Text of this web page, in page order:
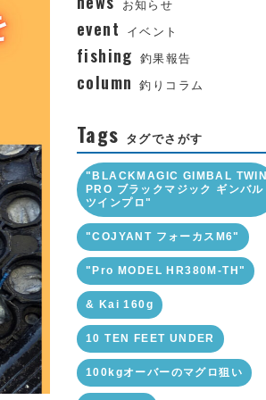
お知らせ
event イベント
fishing 釣果報告
column 釣りコラム
Tags タグでさがす
"BLACKMAGIC GIMBAL TWIN
PRO ブラックマジック ギンバル
ツインプロ"
"COJYANT フォーカスM6"
"Pro MODEL HR380M-TH"
& Kai 160g
10 TEN FEET UNDER
100kgオーバーのマグロ狙い